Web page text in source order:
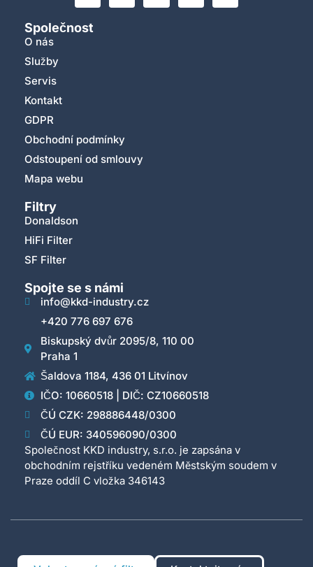
Společnost
O nás
Služby
Servis
Kontakt
GDPR
Obchodní podmínky
Odstoupení od smlouvy
Mapa webu
Filtry
Donaldson
HiFi Filter
SF Filter
Spojte se s námi
info@kkd-industry.cz
+420 776 697 676
Biskupský dvůr 2095/8, 110 00
Praha 1
Šaldova 1184, 436 01 Litvínov
IČO: 10660518 | DIČ: CZ10660518
ČÚ CZK: 298886448/0300
ČÚ EUR: 340596090/0300
Společnost KKD industry, s.r.o. je zapsána v
obchodním rejstříku vedeném Městským soudem v
Praze oddíl C vložka 346143